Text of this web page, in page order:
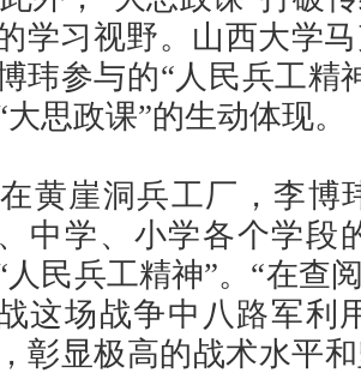
学习视野。山西大学
玮参与的“人民兵工精
大思政课”的生动体现。
在黄崖洞兵工厂，李博
中学、小学各个学段
人民兵工精神”。“在查
这场战争中八路军利
彰显极高的战术水平